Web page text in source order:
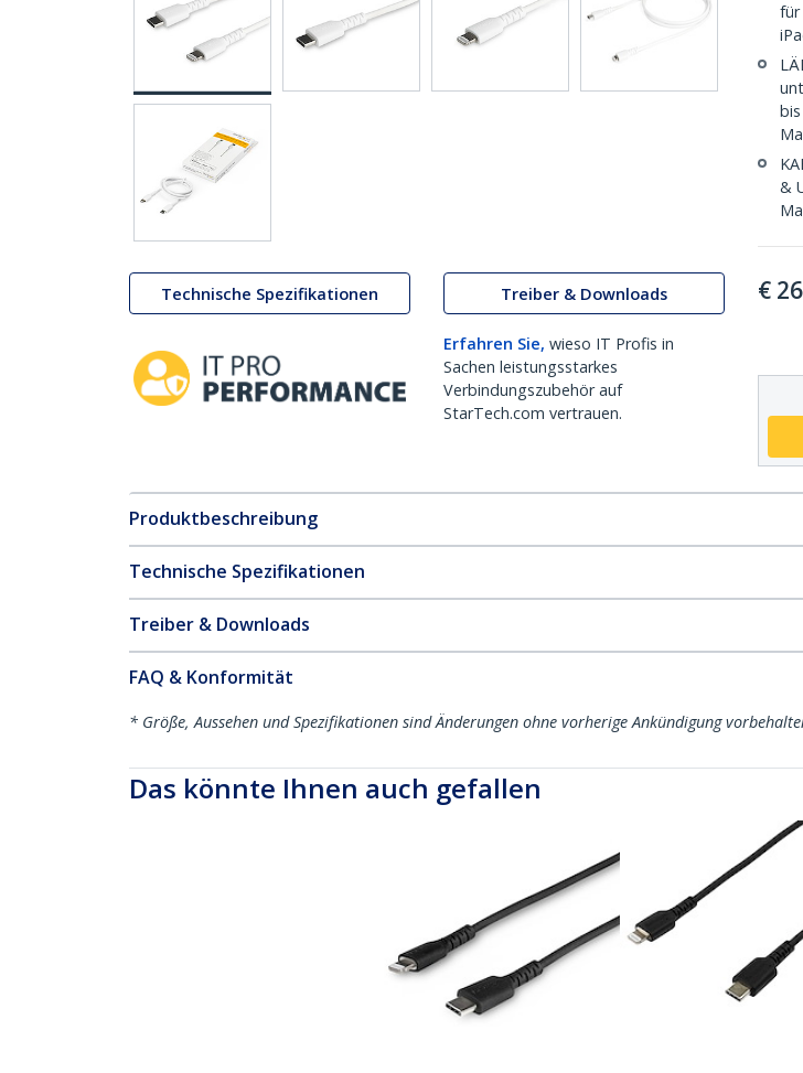
Technische Spezifikationen Treiber & Downloads
Erfahren Sie, wieso IT Profis in
Sachen leistungsstarkes
Verbindungszubehör auf
StarTech.com vertrauen.
für
&
€
Produktbeschreibung
Technische Spezifikationen
Treiber & Downloads
FAQ & Konformität
* Größe, Aussehen und Spezifikationen sind Änderungen ohne vorherige Ankündigung
Das könnte Ihnen auch gefallen